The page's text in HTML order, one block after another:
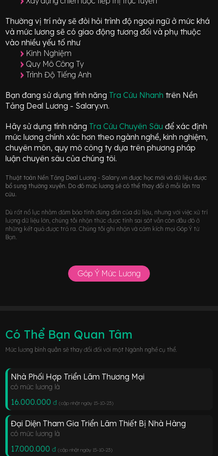
Thường vị trí này sẽ đòi hỏi trình độ ngoại ngữ ở mứckhá
và mức lương sẽ có giao động tương đối và phụ thuộc
vào nhiều yếu tố như
Kinh Nghiệm
Quy Mô Công Ty
Trình Độ Tiếng Anh
Bạn đang sử dụng tính năng Tra Cứu Nhanh trên Nền
Tảng Deal Lương - Salary.vn.
Hãy sử dụng tính năng Tra Cứu Chuyên Sâuđể xác định
mức lương chính xác hơn theo ngành nghề, kinh nghiệm,
chuyên môn, quy mô công ty dựa trên phương pháp
luận chuyên sâu của chúng tôi.
Thuật toán Nền Tảng Deal Lương - Salary.vn được học mới và dữ liệu được
bổ sung thường xuyên. Do đó mức lương sẽ có thể thay đổi ở mỗi lần tra
cứu.
Dù rất nổ lực nhằm đảm bảo tính đúng đắn của dữ liệu, nhưng với việc xử trí
lượng dữ liệu lớn, chúng tôi nhận thức được tính sai sót vẫn còn đâu đó ở
những kết quả được trả ra. Chúng tôi ghi nhận và cảm kích mọi Góp Ý từ
Bạn.
Góp Ý Mức Lương
Có Thể Bạn Quan Tâm
Mức lương bình quân sẽ thay đổi đối với một Ngành nghề cụ thể.
Nhà Phối Hợp Triển Lãm Thương Mại
có mức lương là
16.000.000 đ (cập nhật ngày 15-10-23)
Đại Diện Tham Gia Triển Lãm Thiết Bị Nhà Hàng
có mức lương là
17.000.000 đ (cập nhật ngày 15-10-23)